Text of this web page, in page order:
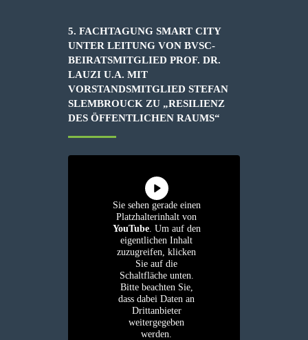
5. FACHTAGUNG SMART CITY
UNTER LEITUNG VON BVSC-
BEIRATSMITGLIED PROF. DR.
LAUZI U.A. MIT
VORSTANDSMITGLIED STEFAN
SLEMBROUCK ZU „RESILIENZ
DES ÖFFENTLICHEN RAUMS“
Sie sehen gerade einen
Platzhalterinhalt von
YouTube. Um auf den
eigentlichen Inhalt
zuzugreifen, klicken
Sie auf die
Schaltfläche unten.
Bitte beachten Sie,
dass dabei Daten an
Drittanbieter
weitergegeben
werden.